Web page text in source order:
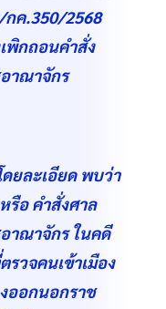
กค.350/2568
พิกถอนคำสั่ง
าณาจักร
ยละเอียด พบว่า
อ คำสั่งศาล
าณาจักร ในคดี
รวจคนเข้าเมือง
ออกนอกราช